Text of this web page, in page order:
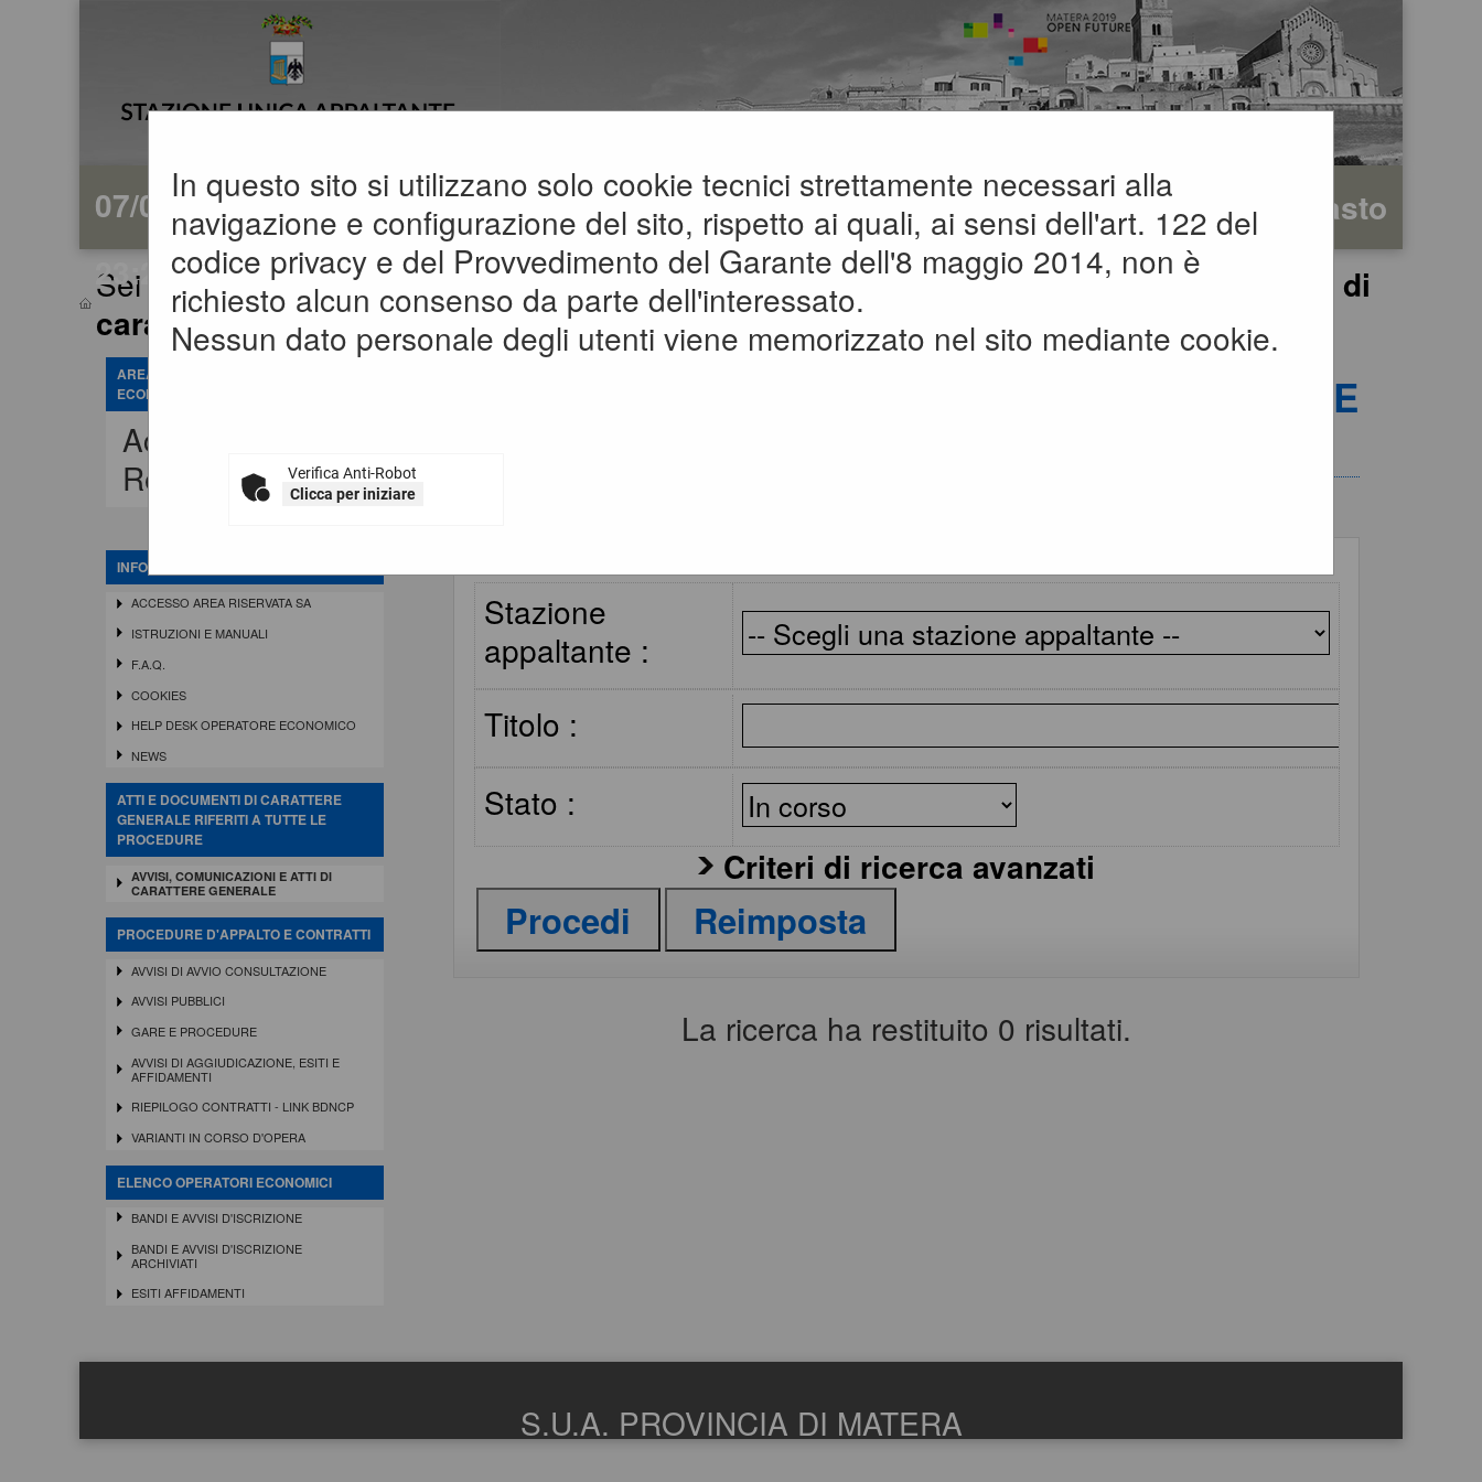
07/08/2026
23:29
A A A GraficaTestoAlto contrasto
Sei qui: Home»Atti e documenti di carattere generale r...»Avvisi, comunicazioni e atti di
caratter...
In questo sito si utilizzano solo cookie tecnici strettamente necessari alla
navigazione e configurazione del sito, rispetto ai quali, ai sensi dell'art. 122 del
codice privacy e del Provvedimento del Garante dell'8 maggio 2014, non è
richiesto alcun consenso da parte dell'interessato.
Nessun dato personale degli utenti viene memorizzato nel sito mediante cookie.
Verifica Anti-Robot
Clicca per iniziare
AREA RISERVATA OPERATORE
ECONOMICO
Accedi -
Registrati
INFORMAZIONI
ACCESSO AREA RISERVATA SA
ISTRUZIONI E MANUALI
F.A.Q.
COOKIES
HELP DESK OPERATORE ECONOMICO
NEWS
ATTI E DOCUMENTI DI CARATTERE
GENERALE RIFERITI A TUTTE LE
PROCEDURE
AVVISI, COMUNICAZIONI E ATTI DI
CARATTERE GENERALE
PROCEDURE D'APPALTO E CONTRATTI
AVVISI DI AVVIO CONSULTAZIONE
AVVISI PUBBLICI
GARE E PROCEDURE
AVVISI DI AGGIUDICAZIONE, ESITI E
AFFIDAMENTI
RIEPILOGO CONTRATTI - LINK BDNCP
VARIANTI IN CORSO D'OPERA
ELENCO OPERATORI ECONOMICI
BANDI E AVVISI D'ISCRIZIONE
BANDI E AVVISI D'ISCRIZIONE
ARCHIVIATI
ESITI AFFIDAMENTI
AVVISI, COMUNICAZIONI E ATTI DI CARATTERE
Stazione
appaltante :
Titolo :
Stato :
Criteri di ricerca avanzati
La ricerca ha restituito 0 risultati.
S.U.A. PROVINCIA DI MATERA